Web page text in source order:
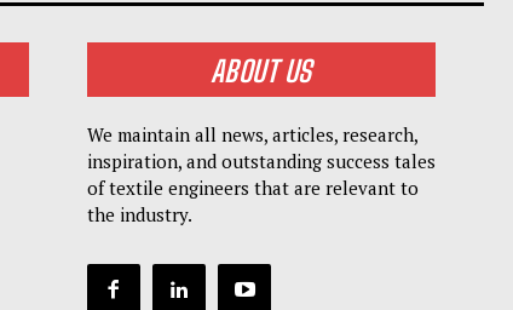
ABOUT US
We maintain all news, articles, research,
inspiration, and outstanding success tales
of textile engineers that are relevant to
the industry.